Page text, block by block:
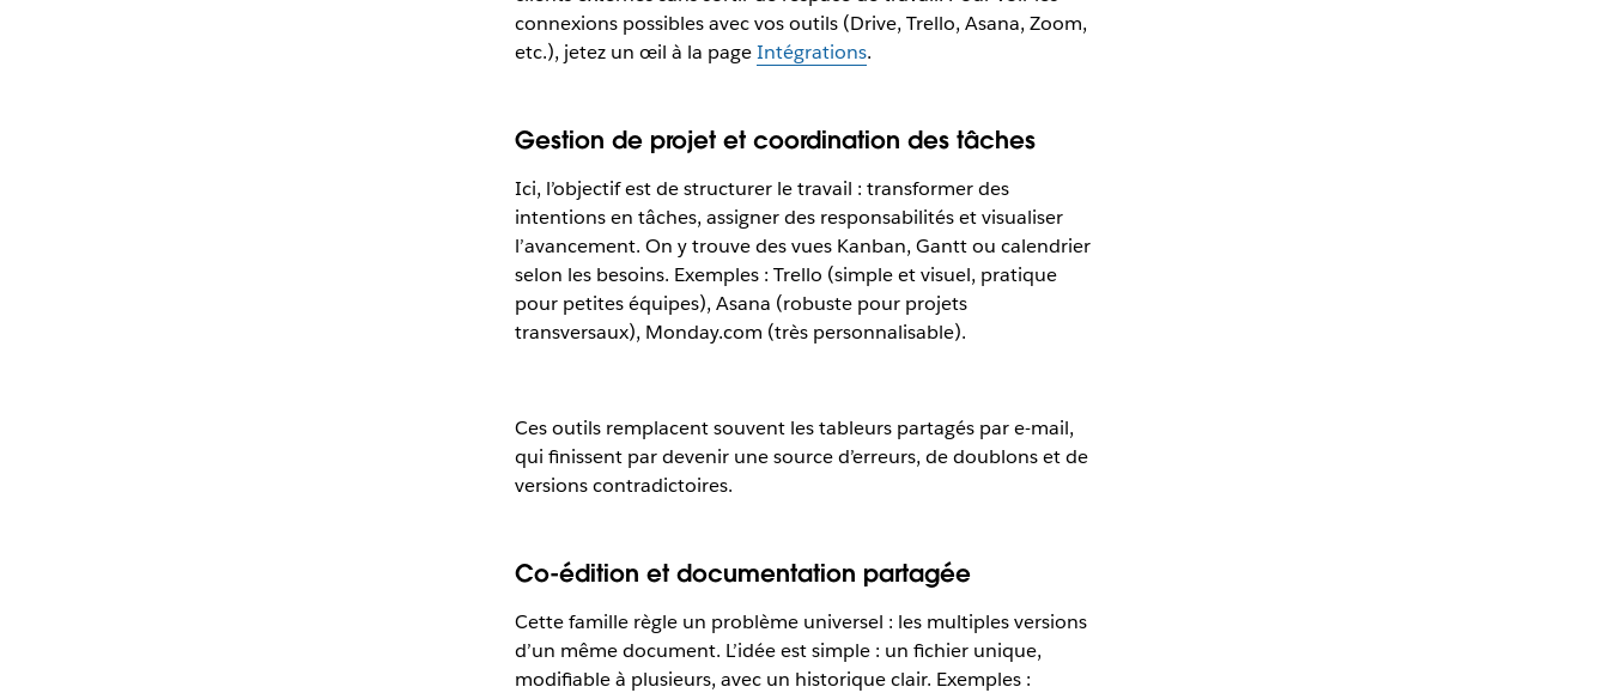
connexions possibles avec vos outils (Drive, Trello, Asana, Zoom,
etc.), jetez un œil à la pageIntégrations.
Gestion de projet et coordination des tâches
Ici, l’objectif est de structurer le travail : transformer des
intentions en tâches, assigner des responsabilités et visualiser
l’avancement. On y trouve des vues Kanban, Gantt ou calendrier
selon les besoins. Exemples : Trello (simple et visuel, pratique
pour petites équipes), Asana (robuste pour projets
transversaux), Monday.com (très personnalisable).
Ces outils remplacent souvent les tableurs partagés par e-mail,
qui finissent par devenir une source d’erreurs, de doublons et de
versions contradictoires.
Co-édition et documentation partagée
Cette famille règle un problème universel : les multiples versions
d’un même document. L’idée est simple : un fichier unique,
modifiable à plusieurs, avec un historique clair. Exemples :